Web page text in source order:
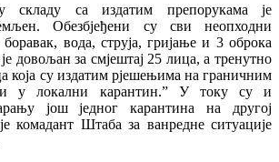
складу са издатим препорукама је
Обезбјеђени су сви неопходни
вода, струја, гријање и 3 оброка
довољан за смјештај 25 лица, а тренутно
која су издатим рјешењима на граничним
у локални карантин.” У току су и
још једног карантина на другој
комадант Штаба за ванредне ситуације